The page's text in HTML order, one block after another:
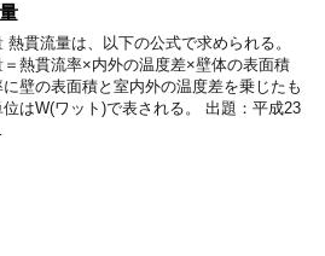
熱貫流量は、以下の公式で求められる。
熱貫流率×内外の温度差×壁体の表面積
壁の表面積と室内外の温度差を乗じたも
はW(ワット)で表される。 出題：平成23